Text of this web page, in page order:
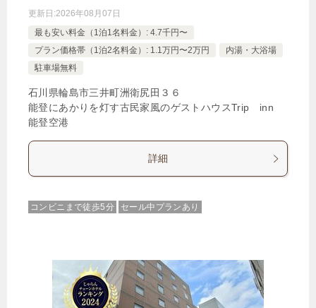
更新日:2026年08月07日
最も安い料金（1泊1名料金）: 4.7千円〜
プラン価格帯（1泊2名料金）: 1.1万円〜2万円
内湯・大浴場
駐車場無料
石川県輪島市三井町洲衛尻田３６
能登にあかりを灯す古民家風のゲストハウスTrip inn
能登空港
詳細
コンビニまで徒歩5分 セール中プランあり